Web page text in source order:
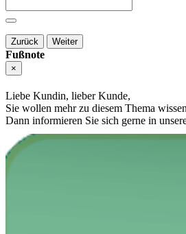
Zurück Weiter
Fußnote
×
Liebe Kundin, lieber Kunde,
Sie wollen mehr zu diesem Thema
Dann informieren Sie sich gerne in